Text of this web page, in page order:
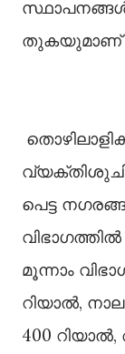
തുകയുമാണ്
പെട്ട
മൂന്നാം
റിയാൽ,
400